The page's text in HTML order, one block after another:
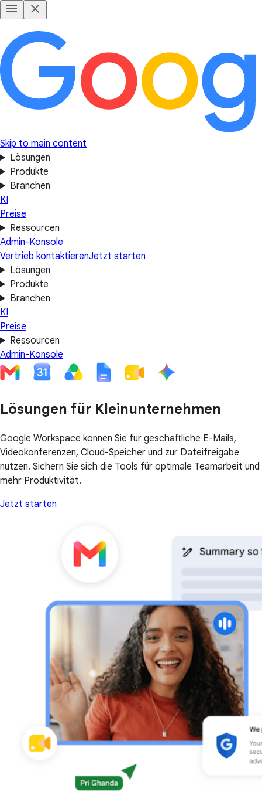
Skip to main content
Lösungen
Produkte
Branchen
KI
Preise
Ressourcen
Admin-Konsole
Vertrieb kontaktierenJetzt starten
Lösungen
Produkte
Branchen
KI
Preise
Ressourcen
Admin-Konsole
Lösungen für Kleinunternehmen
Google Workspace können Sie für geschäftliche E-Mails,
Videokonferenzen, Cloud-Speicher und zur Dateifreigabe
nutzen. Sichern Sie sich die Tools für optimale Teamarbeit und
mehr Produktivität.
Jetzt starten